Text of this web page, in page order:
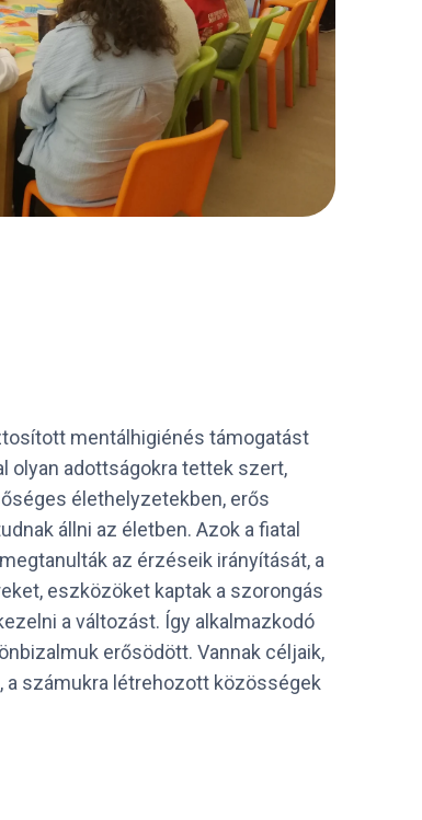
mentálhigiénés támogatást
olyan adottságokra tettek szert,
élethelyzetekben, erős
állni az életben. Azok a fiatal
az érzéseik irányítását, a
eszközöket kaptak a szorongás
a változást. Így alkalmazkodó
erősödött. Vannak céljaik,
a számukra létrehozott közösségek